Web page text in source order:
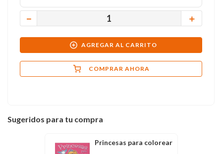
＋
－
AGREGAR AL CARRITO
COMPRAR AHORA
Sugeridos para tu compra
Princesas para colorear